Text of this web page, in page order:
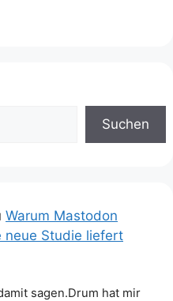
Suchen
Warum Mastodon
neue Studie liefert
sagen.Drum hat mir